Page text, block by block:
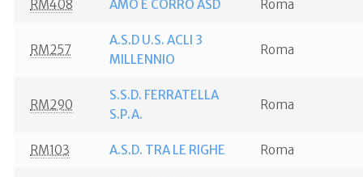
RM408 AMO E CORRO ASD Roma
RM257
A.S.D U.S. ACLI 3
MILLENNIO
Roma
RM290
S.S.D. FERRATELLA
S.P.A.
Roma
RM103 A.S.D. TRA LE RIGHE Roma